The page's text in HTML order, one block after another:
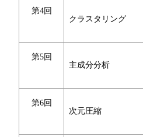
第4回
クラスタリング
第5回
主成分分析
第6回
次元圧縮